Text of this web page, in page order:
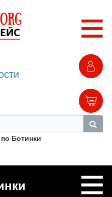
по Ботинки